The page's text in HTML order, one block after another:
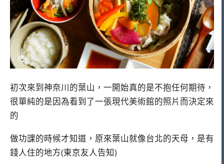
初次來到神奈川的葉山，一開始真的是不抱任何期待，
很單純的是因為看到了一張現代美術館的照片而決定來
的
做功課的時候才知道，原來葉山就像台北的天母，是有
錢人住的地方(東京友人告知)